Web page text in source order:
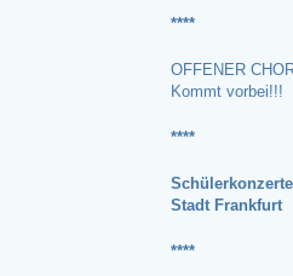
****
OFFENER
Kommt vorbei!!!
****
Stadt Frankfurt
****